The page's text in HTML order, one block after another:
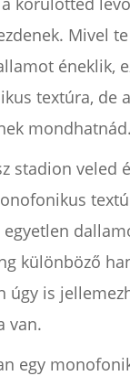
Mivel
éneklik,
textúra, de
mondhatnád.
stadion veled
különböző
úgy is
van.
egy